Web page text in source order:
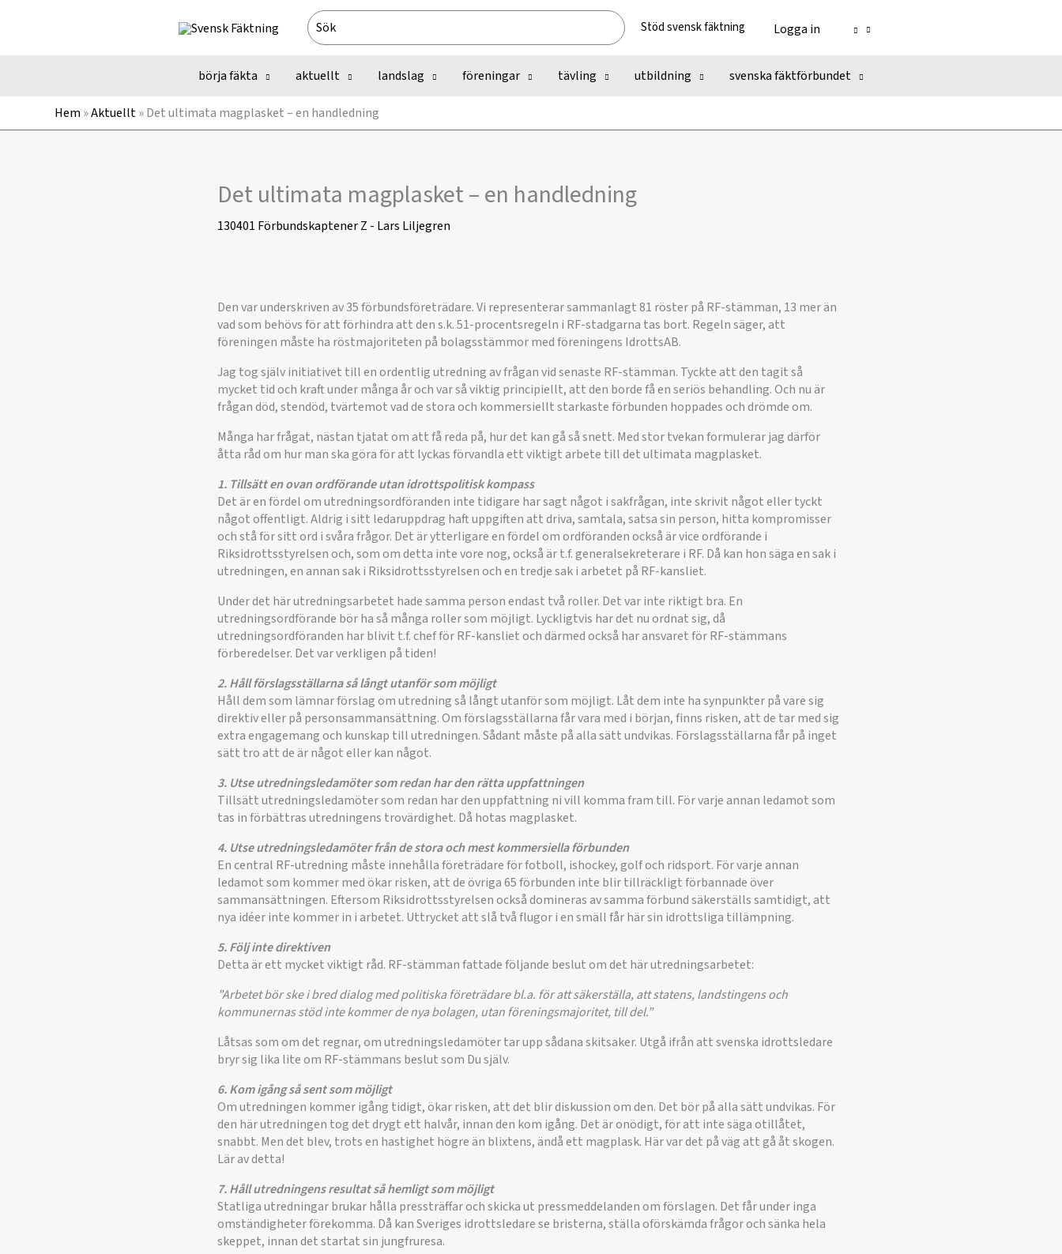
Search
for:
Stöd svensk fäktning Logga in
börja fäkta aktuellt landslag föreningar tävling utbildning svenska fäktförbundet
Hem »Aktuellt»Det ultimata magplasket – en handledning
Det ultimata magplasket – en handledning
130401 FörbundskaptenerZ - Lars Liljegren
Den var underskriven av 35 förbundsföreträdare. Vi representerar sammanlagt 81 röster på RF-stämman, 13 mer än
vad som behövs för att förhindra att den s.k. 51-procentsregeln i RF-stadgarna tas bort. Regeln säger, att
föreningen måste ha röstmajoriteten på bolagsstämmor med föreningens IdrottsAB.
Jag tog själv initiativet till en ordentlig utredning av frågan vid senaste RF-stämman. Tyckte att den tagit så
mycket tid och kraft under många år och var så viktig principiellt, att den borde få en seriös behandling. Och nu är
frågan död, stendöd, tvärtemot vad de stora och kommersiellt starkaste förbunden hoppades och drömde om.
Många har frågat, nästan tjatat om att få reda på, hur det kan gå så snett. Med stor tvekan formulerar jag därför
åtta råd om hur man ska göra för att lyckas förvandla ett viktigt arbete till det ultimata magplasket.
1. Tillsätt en ovan ordförande utan idrottspolitisk kompass
Det är en fördel om utredningsordföranden inte tidigare har sagt något i sakfrågan, inte skrivit något eller tyckt
något offentligt. Aldrig i sitt ledaruppdrag haft uppgiften att driva, samtala, satsa sin person, hitta kompromisser
och stå för sitt ord i svåra frågor. Det är ytterligare en fördel om ordföranden också är vice ordförande i
Riksidrottsstyrelsen och, som om detta inte vore nog, också är t.f. generalsekreterare i RF. Då kan hon säga en sak i
utredningen, en annan sak i Riksidrottsstyrelsen och en tredje sak i arbetet på RF-kansliet.
Under det här utredningsarbetet hade samma person endast två roller. Det var inte riktigt bra. En
utredningsordförande bör ha så många roller som möjligt. Lyckligtvis har det nu ordnat sig, då
utredningsordföranden har blivit t.f. chef för RF-kansliet och därmed också har ansvaret för RF-stämmans
förberedelser. Det var verkligen på tiden!
2. Håll förslagsställarna så långt utanför som möjligt
Håll dem som lämnar förslag om utredning så långt utanför som möjligt. Låt dem inte ha synpunkter på vare sig
direktiv eller på personsammansättning. Om förslagsställarna får vara med i början, finns risken, att de tar med sig
extra engagemang och kunskap till utredningen. Sådant måste på alla sätt undvikas. Förslagsställarna får på inget
sätt tro att de är något eller kan något.
3. Utse utredningsledamöter som redan har den rätta uppfattningen
Tillsätt utredningsledamöter som redan har den uppfattning ni vill komma fram till. För varje annan ledamot som
tas in förbättras utredningens trovärdighet. Då hotas magplasket.
4. Utse utredningsledamöter från de stora och mest kommersiella förbunden
En central RF-utredning måste innehålla företrädare för fotboll, ishockey, golf och ridsport. För varje annan
ledamot som kommer med ökar risken, att de övriga 65 förbunden inte blir tillräckligt förbannade över
sammansättningen. Eftersom Riksidrottsstyrelsen också domineras av samma förbund säkerställs samtidigt, att
nya idéer inte kommer in i arbetet. Uttrycket att slå två flugor i en smäll får här sin idrottsliga tillämpning.
5. Följ inte direktiven
Detta är ett mycket viktigt råd. RF-stämman fattade följande beslut om det här utredningsarbetet:
”Arbetet bör ske i bred dialog med politiska företrädare bl.a. för att säkerställa, att statens, landstingens och
kommunernas stöd inte kommer de nya bolagen, utan föreningsmajoritet, till del.”
Låtsas som om det regnar, om utredningsledamöter tar upp sådana skitsaker. Utgå ifrån att svenska idrottsledare
bryr sig lika lite om RF-stämmans beslut som Du själv.
6. Kom igång så sent som möjligt
Om utredningen kommer igång tidigt, ökar risken, att det blir diskussion om den. Det bör på alla sätt undvikas. För
den här utredningen tog det drygt ett halvår, innan den kom igång. Det är onödigt, för att inte säga otillåtet,
snabbt. Men det blev, trots en hastighet högre än blixtens, ändå ett magplask. Här var det på väg att gå åt skogen.
Lär av detta!
7. Håll utredningens resultat så hemligt som möjligt
Statliga utredningar brukar hålla pressträffar och skicka ut pressmeddelanden om förslagen. Det får under inga
omständigheter förekomma. Då kan Sveriges idrottsledare se bristerna, ställa oförskämda frågor och sänka hela
skeppet, innan det startat sin jungfruresa.